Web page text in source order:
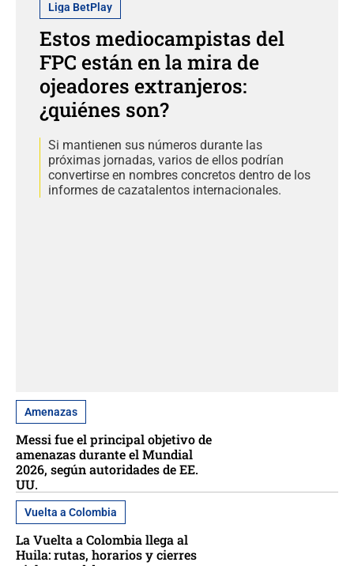
Liga BetPlay
Estos mediocampistas del
FPC están en la mira de
ojeadores extranjeros:
¿quiénes son?
Si mantienen sus números durante las
próximas jornadas, varios de ellos podrían
convertirse en nombres concretos dentro de los
informes de cazatalentos internacionales.
Amenazas
Messi fue el principal objetivo de
amenazas durante el Mundial
2026, según autoridades de EE.
UU.
Vuelta a Colombia
La Vuelta a Colombia llega al
Huila: rutas, horarios y cierres